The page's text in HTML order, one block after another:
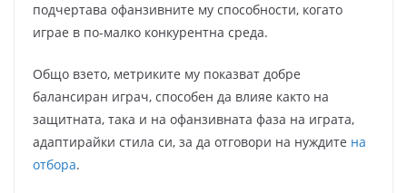
подчертава офанзивните му способности, когато
играе в по-малко конкурентна среда.
Общо взето, метриките му показват добре
балансиран играч, способен да влияе както на
защитната, така и на офанзивната фаза на играта,
адаптирайки стила си, за да отговори на нуждите на
отбора.